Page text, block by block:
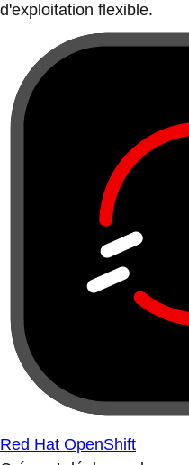
d'exploitation flexible.
Red Hat OpenShift